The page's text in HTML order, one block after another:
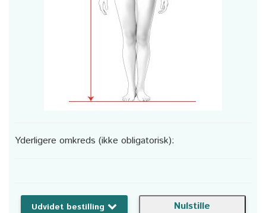
Yderligere omkreds (ikke obligatorisk):
Udvidet bestilling